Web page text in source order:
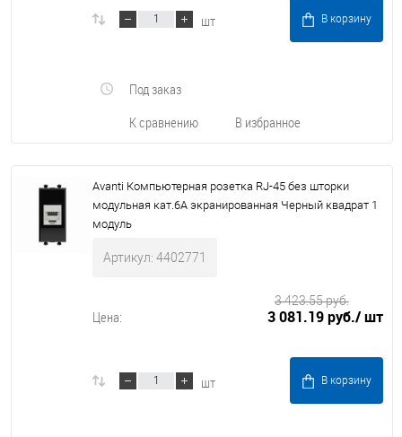
шт В корзину
К сравнению В избранное
Под заказ
Avanti Компьютерная розетка RJ-45 без шторки
модульная кат.6А экранированная Черный квадрат 1
модуль
Артикул: 4402771
Цена: 3 081.19 руб./ шт
3 423.55 руб.
шт В корзину